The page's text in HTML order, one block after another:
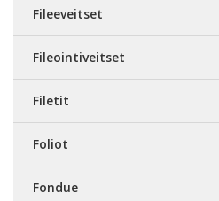
Fileeveitset
Fileointiveitset
Filetit
Foliot
Fondue